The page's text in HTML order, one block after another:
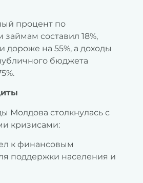
процент по
займам составил 18%,
дороже на 55%, а доходы
бюджета
Молдова столкнулась с
кризисами:
к финансовым
поддержки населения и